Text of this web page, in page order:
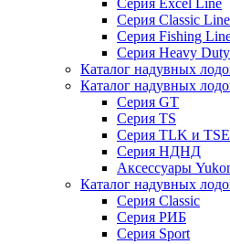
Серия Excel Line
Серия Classic Line
Серия Fishing
Серия Heavy Duty
Каталог надувных
Каталог надувных
Серия GT
Серия TS
Серия TLK и TSE
Серия НДНД
Аксессуары
Каталог надувных
Серия Classic
Серия РИБ
Серия Sport